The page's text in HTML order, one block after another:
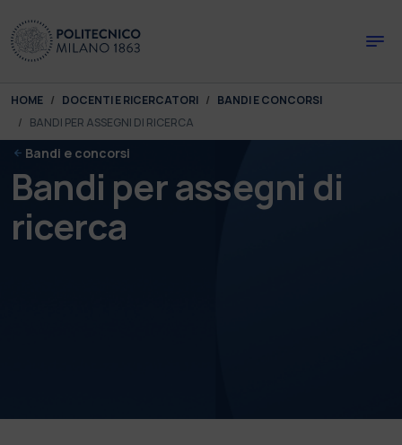
You are here:
HOME DOCENTI E RICERCATORI
BANDI E CONCORSI
BANDI PER ASSEGNI DI RICERCA
Bandi e concorsi
Bandi per assegni di
ricerca